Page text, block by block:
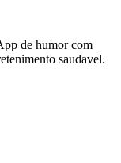
de humor com
saudavel.